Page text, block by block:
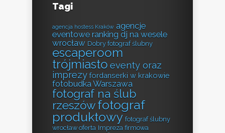
Tagi
agencja hostess Kraków agencje
eventowe ranking dj na wesele
wrocław Dobry fotograf ślubny
escaperoom
trójmiasto eventy oraz
imprezy fordanserki w krakowie
fotobudka Warszawa
fotograf na ślub
rzeszówfotograf
produktowy fotograf ślubny
wrocław oferta Impreza firmowa